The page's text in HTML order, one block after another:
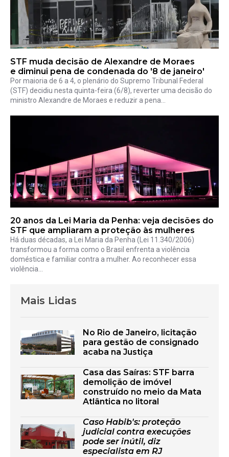
STF muda decisão de Alexandre de Moraes
e diminui pena de condenada do '8 de janeiro'
Por maioria de 6 a 4, o plenário do Supremo Tribunal Federal
(STF) decidiu nesta quinta-feira (6/8), reverter uma decisão do
ministro Alexandre de Moraes e reduzir a pena...
20 anos da Lei Maria da Penha: veja decisões do
STF que ampliaram a proteção às mulheres
Há duas décadas, a Lei Maria da Penha (Lei 11.340/2006)
transformou a forma como o Brasil enfrenta a violência
doméstica e familiar contra a mulher. Ao reconhecer essa
violência...
Mais Lidas
No Rio de Janeiro, licitação
para gestão de consignado
acaba na Justiça
Casa das Saíras: STF barra
demolição de imóvel
construído no meio da Mata
Atlântica no litoral
Caso Habib's: proteção
judicial contra execuções
pode ser inútil, diz
especialista em RJ